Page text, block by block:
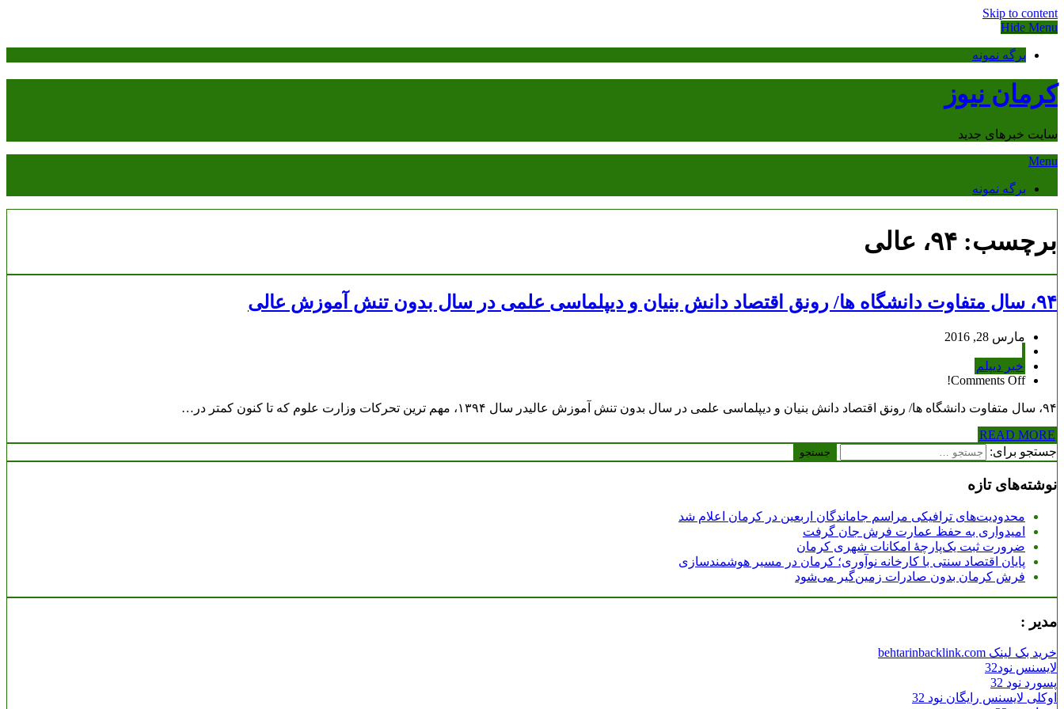
Skip to content
Hide Menu
برگه نمونه
کرمان نیوز
سایت خبرهای جدید
Menu
برگه نمونه
برچسب: ۹۴، عالی
۹۴، سال متفاوت دانشگاه ها/ رونق اقتصاد دانش بنیان و دیپلماسی علمی در سال بدون تنش آموزش عالی
مارس 28, 2016
خبر دیپلم
Comments Off!
۹۴، سال متفاوت دانشگاه ها/ رونق اقتصاد دانش بنیان و دیپلماسی علمی در سال بدون تنش آموزش عالیدر سال ۱۳۹۴، مهم ترین تحرکات وزارت علوم که تا کنون کمتر در…
READ MORE
جستجو برای:
نوشته‌های تازه
محدودیت‌های ترافیکی مراسم جاماندگان اربعین در کرمان اعلام شد
امیدواری به حفظ عمارت فرش جان گرفت
ضرورت ثبت یک‌پارچۀ امکانات شهری کرمان
پایان اقتصاد سنتی با کارخانه نوآوری؛ کرمان در مسیر هوشمندسازی
فرش کرمان بدون صادرات زمین‌گیر می‌شود
مدیر :
خرید بک لینک behtarinbacklink.com
لایسنس نود32
پسورد نود 32
اوکلی لایسنس رایگان نود 32